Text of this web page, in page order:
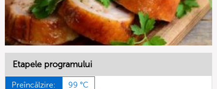
Etapele programului
Preîncălzire: 99 °C